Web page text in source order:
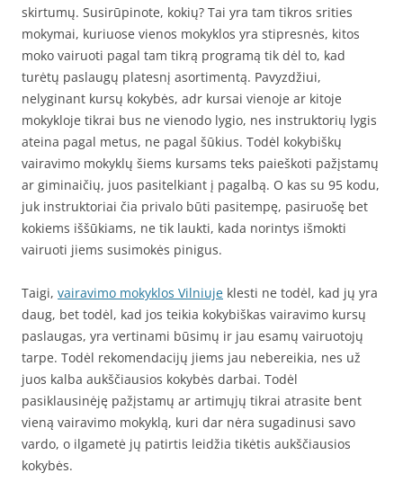
skirtumų. Susirūpinote, kokių? Tai yra tam tikros srities
mokymai, kuriuose vienos mokyklos yra stipresnės, kitos
moko vairuoti pagal tam tikrą programą tik dėl to, kad
turėtų paslaugų platesnį asortimentą. Pavyzdžiui,
nelyginant kursų kokybės, adr kursai vienoje ar kitoje
mokykloje tikrai bus ne vienodo lygio, nes instruktorių lygis
ateina pagal metus, ne pagal šūkius. Todėl kokybiškų
vairavimo mokyklų šiems kursams teks paieškoti pažįstamų
ar giminaičių, juos pasitelkiant į pagalbą. O kas su 95 kodu,
juk instruktoriai čia privalo būti pasitempę, pasiruošę bet
kokiems iššūkiams, ne tik laukti, kada norintys išmokti
vairuoti jiems susimokės pinigus.
Taigi, vairavimo mokyklos Vilniuje klesti ne todėl, kad jų yra
daug, bet todėl, kad jos teikia kokybiškas vairavimo kursų
paslaugas, yra vertinami būsimų ir jau esamų vairuotojų
tarpe. Todėl rekomendacijų jiems jau nebereikia, nes už
juos kalba aukščiausios kokybės darbai. Todėl
pasiklausinėję pažįstamų ar artimųjų tikrai atrasite bent
vieną vairavimo mokyklą, kuri dar nėra sugadinusi savo
vardo, o ilgametė jų patirtis leidžia tikėtis aukščiausios
kokybės.